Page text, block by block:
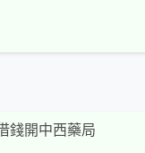
錢開中西藥局